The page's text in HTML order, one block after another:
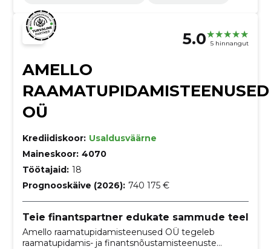
5.0 5 hinnangut
AMELLO
RAAMATUPIDAMISTEENUSED
OÜ
Krediidiskoor: Usaldusväärne
Maineskoor: 4070
Töötajaid: 18
Prognooskäive (2026): 740 175 €
Teie finantspartner edukate sammude teel
Amello raamatupidamisteenused OÜ tegeleb
raamatupidamis- ja finantsnõustamisteenuste